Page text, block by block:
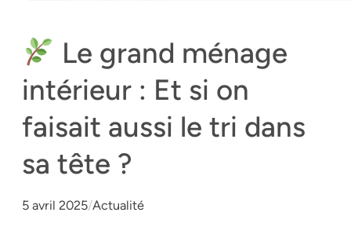
Le grand ménage
intérieur : Et si on
faisait aussi le tri dans
sa tête ?
5 avril 2025/Actualité